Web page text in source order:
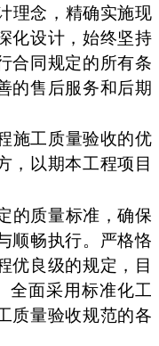
理念，精确实施现
化设计，始终坚持
合同规定的所有条
的售后服务和后期
施工质量验收的优
，以期本工程项目
的质量标准，确保
顺畅执行。严格恪
优良级的规定，目
全面采用标准化工
质量验收规范的各